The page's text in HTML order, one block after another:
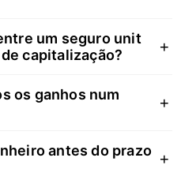
não garantem o capital
inteiramente do
parte ou a totalidade
os mercados registarem
um seguro unit
capitalização?
+
na garantia de capital e
de capitalização oferecem
garantem nada, mas
superior através da
os ganhos num
+
como rendimentos de
momento do resgate.
antes do prazo +